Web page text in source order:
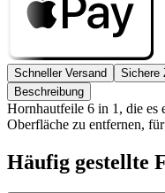
Schneller Versand Sichere
Beschreibung
Hornhautfeile 6 in 1, die es
Oberfläche zu entfernen,
Häufig gestellte